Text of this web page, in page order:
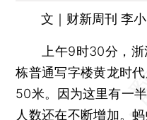
文｜财新周刊 李
上午9时30分，浙
栋普通写字楼黄龙时
50米。因为这里有一
人数还在不断增加。